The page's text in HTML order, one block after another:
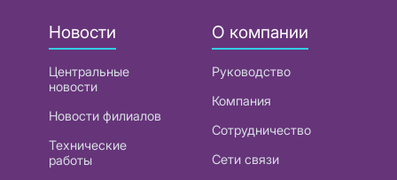
Новости
Центральные
новости
Новости филиалов
Технические
работы
О компании
Руководство
Компания
Сотрудничество
Сети связи